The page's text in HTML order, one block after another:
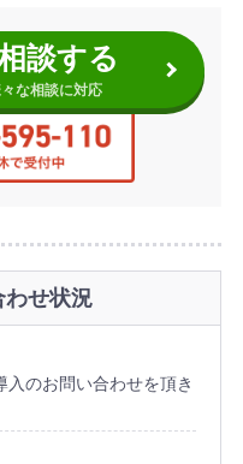
談する
な相談に対応
わせ状況
入のお問い合わせを頂き